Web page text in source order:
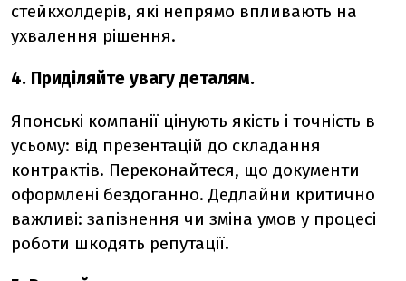
стейкхолдерів, які непрямо впливають на
ухвалення рішення.
4. Приділяйте увагу деталям.
Японські компанії цінують якість і точність в
усьому: від презентацій до складання
контрактів. Переконайтеся, що документи
оформлені бездоганно. Дедлайни критично
важливі: запізнення чи зміна умов у процесі
роботи шкодять репутації.